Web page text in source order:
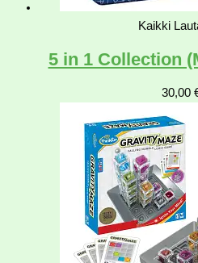
Kaikki
5 in 1 Collection
30,00